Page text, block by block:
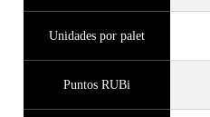
Unidades por palet
Puntos RUBi